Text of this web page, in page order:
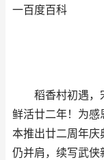
一百度百科
稻香村初遇，
鲜活廿二年！为
本推出廿二周年庆
仍并肩，续写武